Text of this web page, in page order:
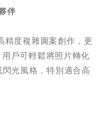
伴
精度複雜圖案創作，更
戶可輕鬆將照片轉化
光風格，特別適合高